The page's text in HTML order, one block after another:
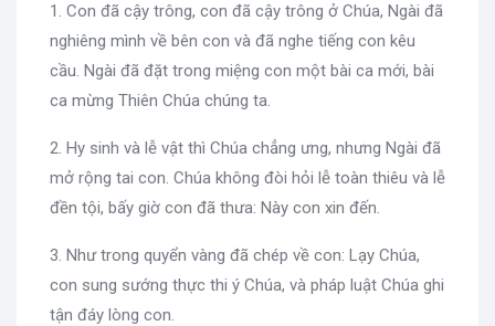
1. Con đã cậy trông, con đã cậy trông ở Chúa, Ngài đã
nghiêng mình về bên con và đã nghe tiếng con kêu
cầu. Ngài đã đặt trong miệng con một bài ca mới, bài
ca mừng Thiên Chúa chúng ta.
2. Hy sinh và lễ vật thì Chúa chẳng ưng, nhưng Ngài đã
mở rộng tai con. Chúa không đòi hỏi lễ toàn thiêu và lễ
đền tội, bấy giờ con đã thưa: Này con xin đến.
3. Như trong quyển vàng đã chép về con: Lạy Chúa,
con sung sướng thực thi ý Chúa, và pháp luật Chúa ghi
tận đáy lòng con.